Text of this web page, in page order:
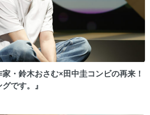
家・鈴木おさむ×田中圭コンビの再来！
です。』